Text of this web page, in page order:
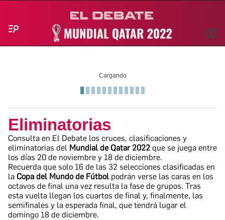
INICIAR
Cargando
Eliminatorias
Consulta en El Debate los cruces, clasificaciones y
eliminatorias del Mundial de Qatar 2022 que se juega entre
los días 20 de noviembre y 18 de diciembre.
Recuerda que solo 16 de las 32 selecciones clasificadas en
la Copa del Mundo de Fútbol podrán verse las caras en los
octavos de final una vez resulta la fase de grupos. Tras
esta vuelta llegan los cuartos de final y, finalmente, las
semifinales y la esperada final, que tendrá lugar el
domingo 18 de diciembre.